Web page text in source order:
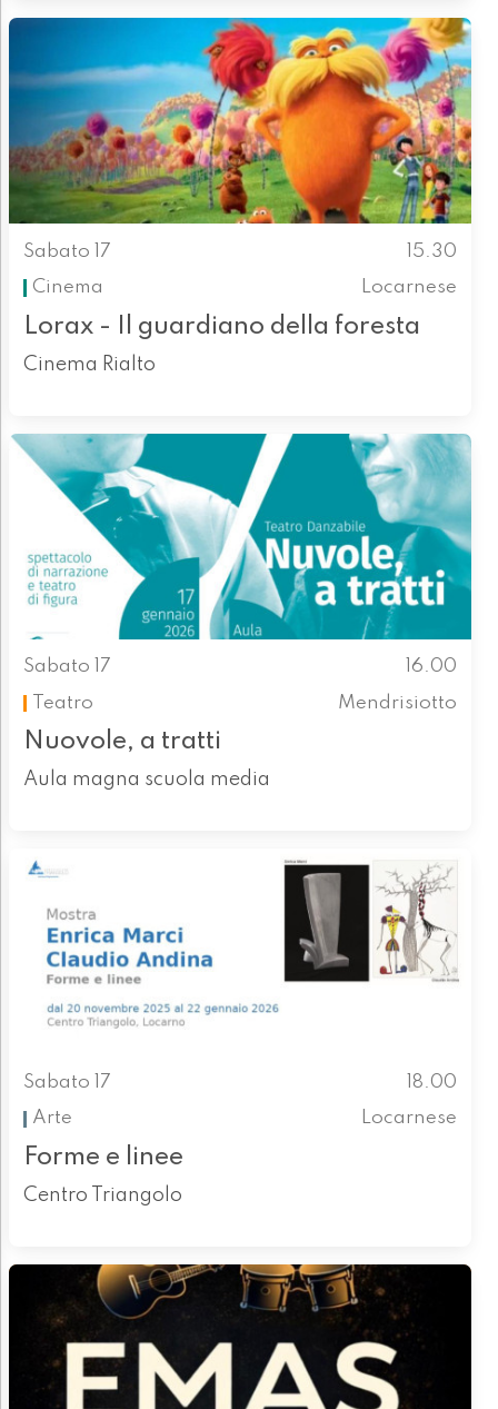
Sabato 17
15.30
Cinema
Locarnese
Lorax - Il guardiano della foresta
Cinema Rialto
Sabato 17
16.00
Teatro
Mendrisiotto
Nuovole, a tratti
Aula magna scuola media
Sabato 17
18.00
Arte
Locarnese
Forme e linee
Centro Triangolo